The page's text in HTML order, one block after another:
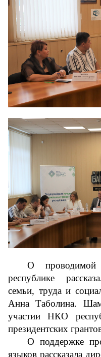
О проводимой
республике
семьи, труда и
Анна Таболина.
участии НКО
президентских
О поддержке
языков рассказала